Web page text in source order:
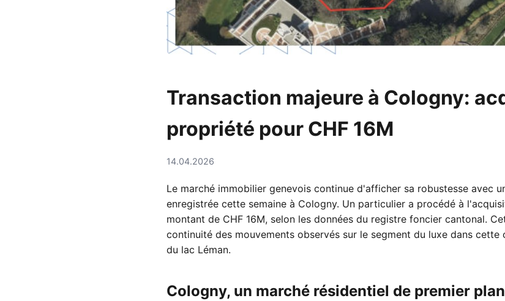
Transaction majeure à Cologny:
propriété pour CHF 16M
14.04.2026
Le marché immobilier genevois continue d'afficher sa robustesse avec
enregistrée cette semaine à Cologny. Un particulier a procédé à
montant de CHF 16M, selon les données du registre foncier cantonal.
continuité des mouvements observés sur le segment du luxe dans
du lac Léman.
Cologny, un marché résidentiel de premier plan